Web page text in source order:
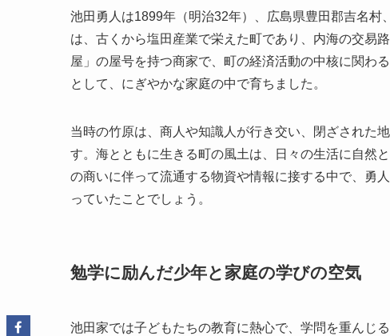
池田勇人は1899年（明治32年）、広島県豊田郡吉名
は、古くから塩田産業で栄えた町であり、内海の交易
屋」の屋号を持つ商家で、町の経済活動の中核に関わ
として、にぎやかな家庭の中で育ちました。
当時の竹原は、商人や知識人が行き交い、閉ざされた
す。海とともに生きる町の風土は、日々の生活に自然
の商いに伴って流通する物資や情報に接する中で、勇
っていたことでしょう。
勉学に励んだ少年と家庭の学びの空気
池田家では子どもたちの教育に熱心で、学問を重んじ